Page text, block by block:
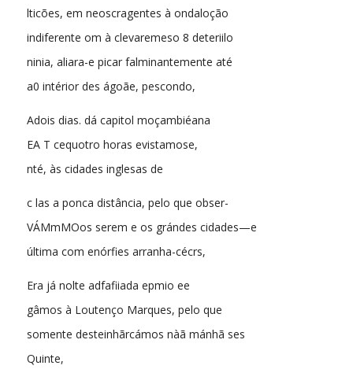
lticões, em neoscragentes à ondaloção
indiferente om à clevaremeso 8 deteriilo
ninia, aliara-e picar falminantemente até
a0 intérior des ágoãe, pescondo,
Adois dias. dá capitol moçambiéana
EA T cequotro horas evistamose,
nté, às cidades inglesas de
c las a ponca distância, pelo que obser-
VÁMmMOos serem e os grándes cidades—e
última com enórfies arranha-cécrs,
Era já nolte adfafiiada epmio ee
gâmos à Loutenço Marques, pelo que
somente desteinhãrcámos nàã mánhã ses
Quinte,